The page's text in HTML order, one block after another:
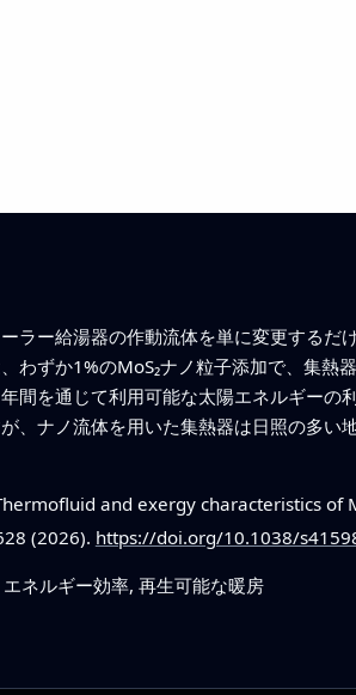
ラー給湯器の作動流体を単に変更するだ
わずか1%のMoS₂ナノ粒子添加で、集熱
間を通じて利用可能な太陽エネルギーの
、ナノ流体を用いた集熱器は日照の多い
and exergy characteristics of
(2026). https://doi.org/10.1038/
ネルギー効率, 再生可能な暖房